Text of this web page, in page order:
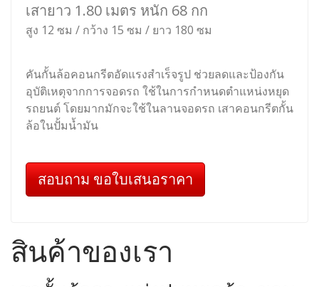
เสายาว 1.80 เมตร หนัก 68 กก
สูง 12 ซม / กว้าง 15 ซม / ยาว 180 ซม
คันกั้นล้อคอนกรีตอัดแรงสำเร็จรูป ช่วยลดและป้องกัน
อุบัติเหตุจากการจอดรถ ใช้ในการกำหนดตำแหน่งหยุด
รถยนต์ โดยมากมักจะใช้ในลานจอดรถ เสาคอนกรีตกั้น
ล้อในปั้มน้ำมัน
สอบถาม ขอใบเสนอราคา
สินค้าของเรา